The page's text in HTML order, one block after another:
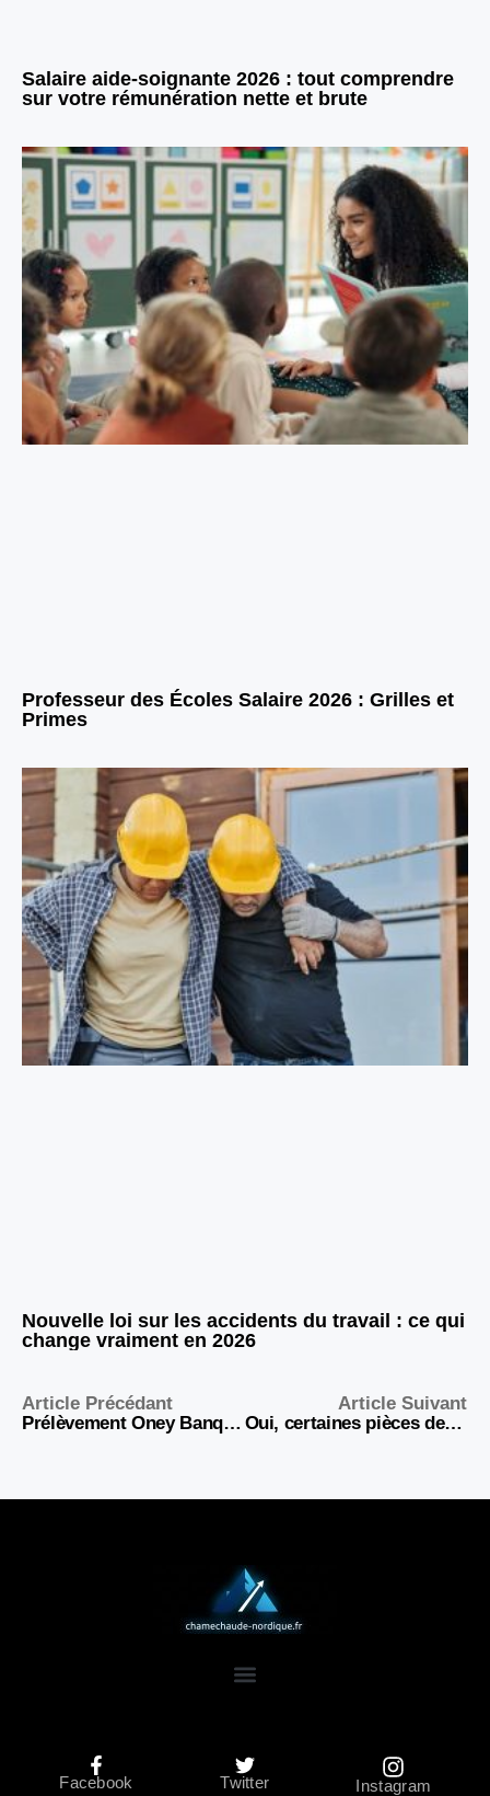
Salaire aide-soignante 2026 : tout comprendre
sur votre rémunération nette et brute
Professeur des Écoles Salaire 2026 : Grilles et
Primes
Nouvelle loi sur les accidents du travail : ce qui
change vraiment en 2026
Article Précédant
Prélèvement Oney Banque Accord de 10 euros : d’où ça vient et comment l’arrêter
Article Suivant
Oui, certaines pièces de 20 centimes valent bien plus que leur valeur faciale !
Facebook Twitter Instagram